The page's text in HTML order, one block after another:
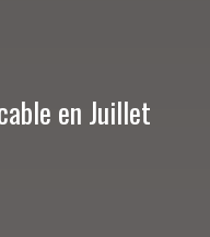
en Juillet